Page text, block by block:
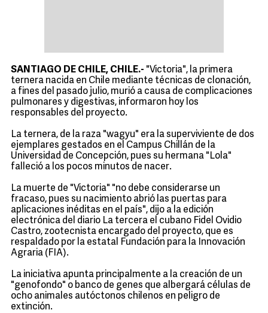
SANTIAGO DE CHILE, CHILE.- "Victoria", la primera
ternera nacida en Chile mediante técnicas de clonación,
a fines del pasado julio, murió a causa de complicaciones
pulmonares y digestivas, informaron hoy los
responsables del proyecto.
La ternera, de la raza "wagyu" era la superviviente de dos
ejemplares gestados en el Campus Chillán de la
Universidad de Concepción, pues su hermana "Lola"
falleció a los pocos minutos de nacer.
La muerte de "Victoria" "no debe considerarse un
fracaso, pues su nacimiento abrió las puertas para
aplicaciones inéditas en el país", dijo a la edición
electrónica del diario La tercera el cubano Fidel Ovidio
Castro, zootecnista encargado del proyecto, que es
respaldado por la estatal Fundación para la Innovación
Agraria (FIA).
La iniciativa apunta principalmente a la creación de un
"genofondo" o banco de genes que albergará células de
ocho animales autóctonos chilenos en peligro de
extinción.